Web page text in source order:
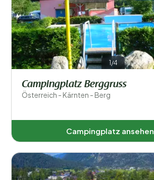
1/4
Campingplatz Berggruss
Österreich - Kärnten - Berg
Campingplatz ansehen